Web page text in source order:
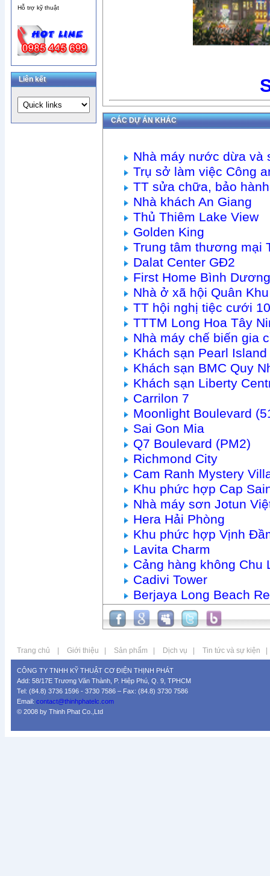
Hỗ trợ kỹ thuật
Liên kết
CÁC DỰ ÁN KHÁC
Nhà máy nước dừa và
Trụ sở làm việc Công
TT sửa chữa, bảo
Nhà khách An Giang
Thủ Thiêm Lake View
Golden King
Trung tâm thương mại
Dalat Center GĐ2
First Home Bình
Nhà ở xã hội Quân
TT hội nghị tiệc cưới
TTTM Long Hoa Tây
Nhà máy chế biến gia
Khách sạn Pearl
Khách sạn BMC Quy
Khách sạn Liberty
Carrilon 7
Moonlight Boulevard
Sai Gon Mia
Q7 Boulevard (PM2)
Richmond City
Cam Ranh Mystery
Khu phức hợp Cap
Nhà máy sơn Jotun
Hera Hải Phòng
Khu phức hợp Vịnh
Lavita Charm
Cảng hàng không Chu
Cadivi Tower
Berjaya Long Beach
Trang chủ Giới thiệu Sản phẩm Dịch vụ Tin tức và sự kiện
CÔNG TY TNHH KỸ THUẬT CƠ ĐIỆN THỊNH PHÁT
Add: 58/17E Trương Văn Thành, P. Hiệp Phú, Q. 9, TPHCM
Tel: (84.8) 3736 1596 - 3730 7586 – Fax: (84.8) 3730 7586
Email: contact@thinhphatelc.com
© 2008 by Thinh Phat Co.,Ltd